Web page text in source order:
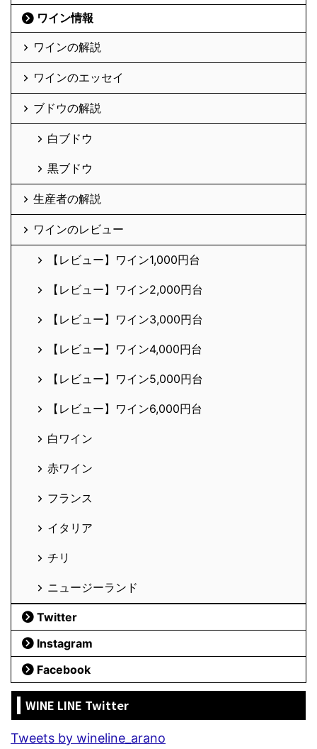
ワイン情報
ワインの解説
ワインのエッセイ
ブドウの解説
白ブドウ
黒ブドウ
生産者の解説
ワインのレビュー
【レビュー】ワイン1,000円台
【レビュー】ワイン2,000円台
【レビュー】ワイン3,000円台
【レビュー】ワイン4,000円台
【レビュー】ワイン5,000円台
【レビュー】ワイン6,000円台
白ワイン
赤ワイン
フランス
イタリア
チリ
ニュージーランド
Twitter
Instagram
Facebook
WINE LINE Twitter
Tweets by wineline_arano